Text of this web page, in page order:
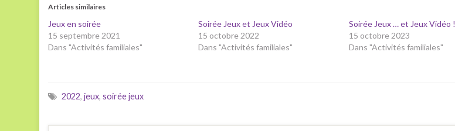
Articles similaires
Jeux en soirée
15 septembre 2021
Dans "Activités familiales"
Soirée Jeux et Jeux Vidéo
15 octobre 2022
Dans "Activités familiales"
Soirée Jeux … et Jeux Vidéo !
15 octobre 2023
Dans "Activités familiales"
2022, jeux, soirée jeux